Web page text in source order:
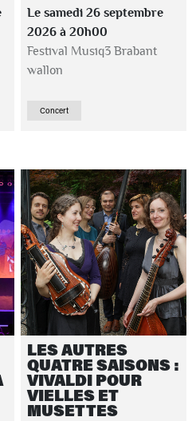
Le samedi 26 septembre
2026 à 20h00
Festival Musiq3 Brabant
wallon
Concert
LES AUTRES
QUATRE SAISONS :
VIVALDI POUR
VIELLES ET
MUSETTES